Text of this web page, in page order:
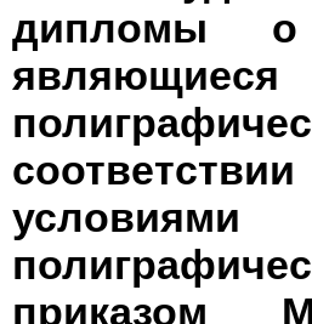
дипломы о
приказом